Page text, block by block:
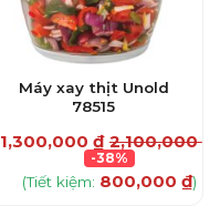
Máy xay thịt Unold
78515
1,300,000 ₫ 2,100,000₫
-38%
(Tiết kiệm: 800,000 ₫)